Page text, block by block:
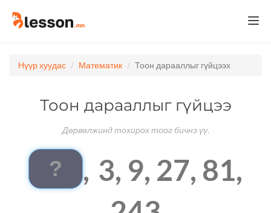
Нүүр хуудас Математик Тоон дарааллыг гүйцээх
Тоон дарааллыг гүйцээ
Дөрвөлжинд тохирох тоог бичнэ үү.
, 3, 9, 27, 81,